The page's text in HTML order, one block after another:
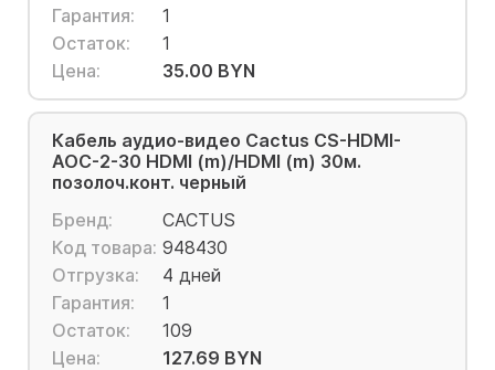
Гарантия:
1
Остаток:
1
Цена:
35.00 BYN
Кабель аудио-видео Cactus CS-HDMI-
AOC-2-30 HDMI (m)/HDMI (m) 30м.
позолоч.конт. черный
Бренд:
CACTUS
Код товара: 948430
Отгрузка:
4 дней
Гарантия:
1
Остаток:
109
Цена:
127.69 BYN